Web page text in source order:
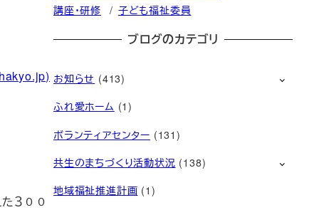
３００
講座・研修
子ども福祉委員
ブログのカテゴリ
お知らせ (413)
ふれ愛ホーム (1)
ボランティアセンター (131)
共生のまちづくり活動状況 (138)
地域福祉推進計画 (1)